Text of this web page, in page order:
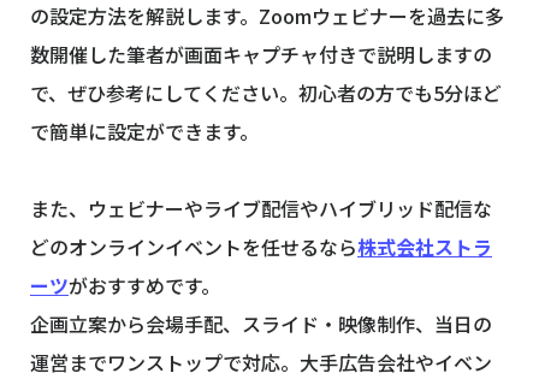
の設定方法を解説します。Zoomウェビナーを過去に多
数開催した筆者が画面キャプチャ付きで説明しますの
で、ぜひ参考にしてください。初心者の方でも5分ほど
で簡単に設定ができます。
また、ウェビナーやライブ配信やハイブリッド配信な
どのオンラインイベントを任せるなら株式会社ストラ
ーツがおすすめです。
企画立案から会場手配、スライド・映像制作、当日の
運営までワンストップで対応。大手広告会社やイベン